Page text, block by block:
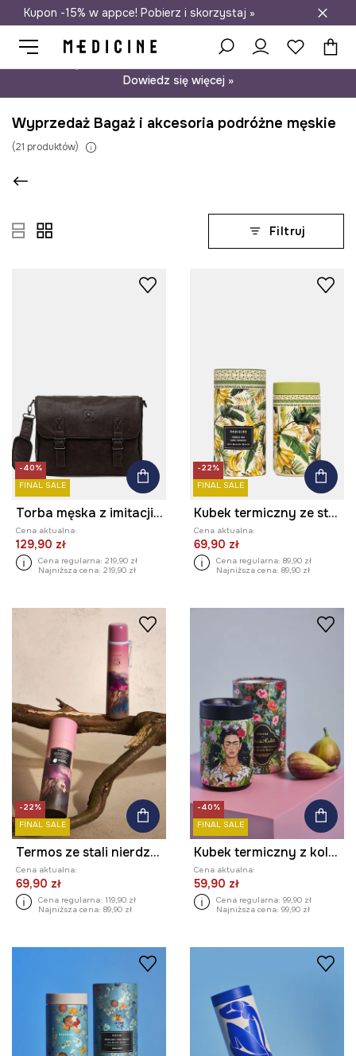
Darmowa dostawa do salonów
Kupon -15% w appce! Pobierz i skorzystaj »
Dowiedz się więcej »
Wyprzedaż Bagaż i akcesoria podróżne męskie
(21 produktów)
Filtruj
-40%
FINAL SALE
Torba męska z imitacji skóry
Cena aktualna:
129,90 zł
Cena regularna: 219,90 zł
Najniższa cena: 219,90 zł
-22%
FINAL SALE
Kubek termiczny ze stali nierdzewnej 480 ml
Cena aktualna:
69,90 zł
Cena regularna: 89,90 zł
Najniższa cena: 89,90 zł
-22%
FINAL SALE
Termos ze stali nierdzewnej z kolekcji Bieszczadzki Park Narodowy x Medicine
Cena aktualna:
69,90 zł
Cena regularna: 119,90 zł
Najniższa cena: 89,90 zł
-40%
FINAL SALE
Kubek termiczny z kolekcji Frida
Cena aktualna:
59,90 zł
Cena regularna: 99,90 zł
Najniższa cena: 99,90 zł